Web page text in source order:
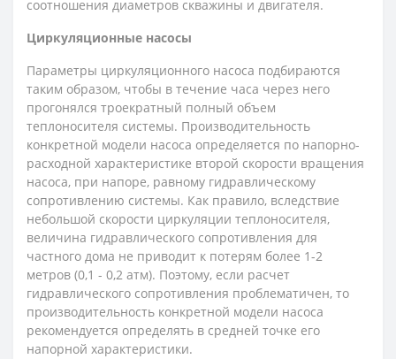
соотношения диаметров скважины и двигателя.
Циркуляционные насосы
Параметры циркуляционного насоса подбираются
таким образом, чтобы в течение часа через него
прогонялся троекратный полный объем
теплоносителя системы. Производительность
конкретной модели насоса определяется по напорно-
расходной характеристике второй скорости вращения
насоса, при напоре, равному гидравлическому
сопротивлению системы. Как правило, вследствие
небольшой скорости циркуляции теплоносителя,
величина гидравлического сопротивления для
частного дома не приводит к потерям более 1-2
метров (0,1 - 0,2 атм). Поэтому, если расчет
гидравлического сопротивления проблематичен, то
производительность конкретной модели насоса
рекомендуется определять в средней точке его
напорной характеристики.